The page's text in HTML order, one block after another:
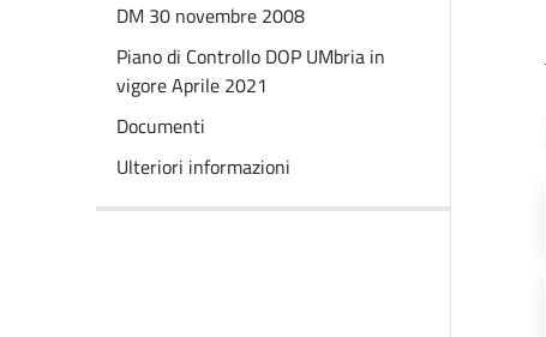
DM 30 novembre 2008
Piano di Controllo DOP UMbria in
vigore Aprile 2021
Documenti
Ulteriori informazioni